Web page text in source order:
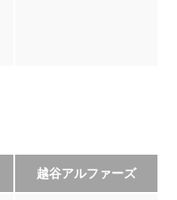
越谷アルファーズ